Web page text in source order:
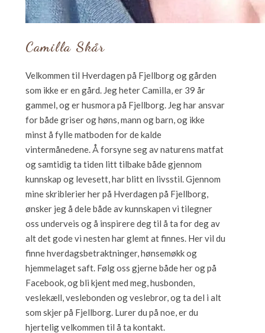
Camilla Skår
Velkommen til Hverdagen på Fjellborg og gården
som ikke er en gård. Jeg heter Camilla, er 39 år
gammel, og er husmora på Fjellborg. Jeg har ansvar
for både griser og høns, mann og barn, og ikke
minst å fylle matboden for de kalde
vintermånedene. Å forsyne seg av naturens matfat
og samtidig ta tiden litt tilbake både gjennom
kunnskap og levesett, har blitt en livsstil. Gjennom
mine skriblerier her på Hverdagen på Fjellborg,
ønsker jeg å dele både av kunnskapen vi tilegner
oss underveis og å inspirere deg til å ta for deg av
alt det gode vi nesten har glemt at finnes. Her vil du
finne hverdagsbetraktninger, hønsemøkk og
hjemmelaget saft. Følg oss gjerne både her og på
Facebook, og bli kjent med meg, husbonden,
veslekæll, veslebonden og veslebror, og ta del i alt
som skjer på Fjellborg. Lurer du på noe, er du
hjertelig velkommen til å ta kontakt.